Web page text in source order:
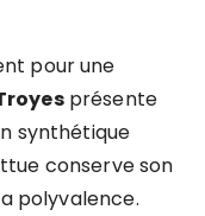
pour une
présente
synthétique
conserve son
polyvalence.